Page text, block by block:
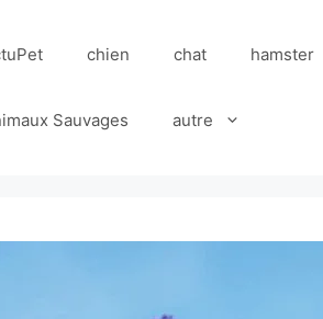
chien chat hamster
Sauvages autre